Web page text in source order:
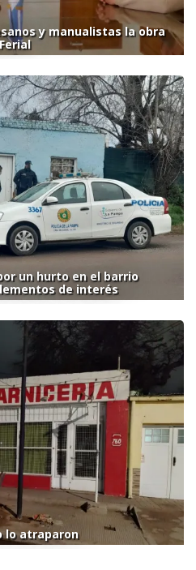
y manualistas la obra
un hurto en el barrio
de interés
lo atraparon